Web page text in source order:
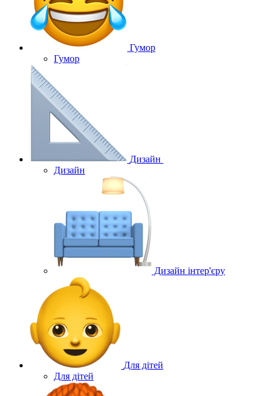
Гумор
Гумор
Дизайн
Дизайн
Дизайн інтер'єру
Для дітей
Для дітей